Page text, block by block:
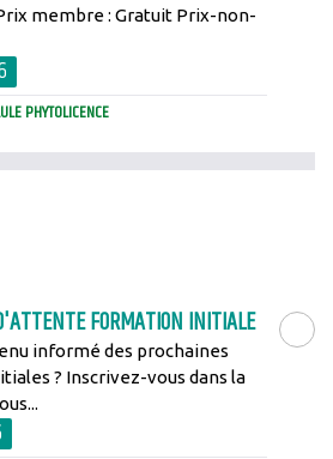
membre : Gratuit Prix-non-
PHYTOLICENCE
LIRE LA
FORMATION INITIALE
informé des prochaines
? Inscrivez-vous dans la